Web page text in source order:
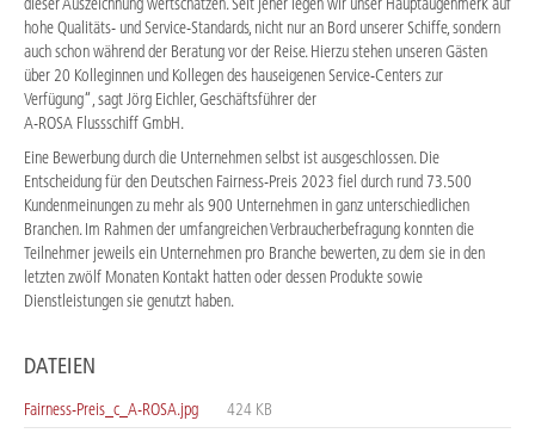
hohe Qualitäts- und Service-Standards, nicht nur an Bord unserer Schiffe, sondern
auch schon während der Beratung vor der Reise. Hierzu stehen unseren Gästen
über 20 Kolleginnen und Kollegen des hauseigenen Service-Centers zur
Verfügung“, sagt Jörg Eichler, Geschäftsführer der
A-ROSA Flussschiff GmbH.
Eine Bewerbung durch die Unternehmen selbst ist ausgeschlossen. Die
Entscheidung für den Deutschen Fairness-Preis 2023 fiel durch rund 73.500
Kundenmeinungen zu mehr als 900 Unternehmen in ganz unterschiedlichen
Branchen. Im Rahmen der umfangreichen Verbraucherbefragung konnten die
Teilnehmer jeweils ein Unternehmen pro Branche bewerten, zu dem sie in den
letzten zwölf Monaten Kontakt hatten oder dessen Produkte sowie
Dienstleistungen sie genutzt haben.
DATEIEN
Fairness-Preis_c_A-ROSA.jpg
424 KB